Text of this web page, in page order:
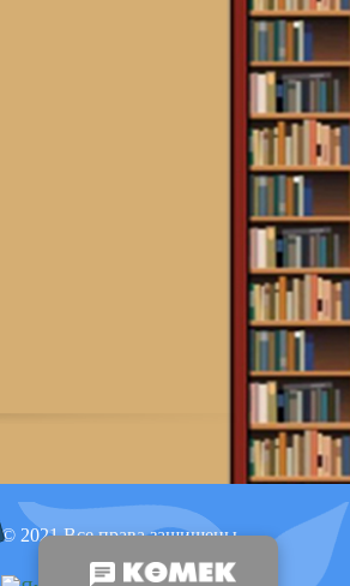
© 2021 Все права защищены